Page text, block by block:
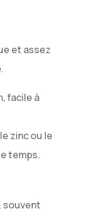
et assez
.
facile à
zinc ou le
temps.
souvent